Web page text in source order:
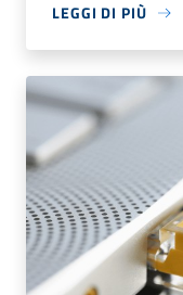
LEGGI DI PIÙ